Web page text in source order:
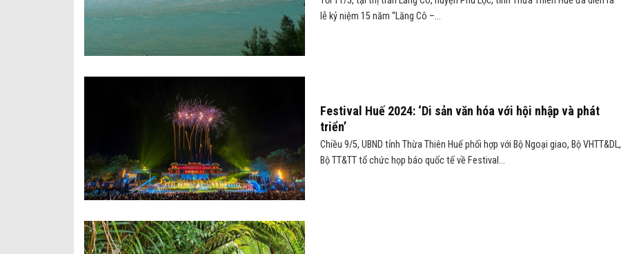
lễ kỷ niệm 15 năm “Lăng Cô –...
Festival Huế 2024: ‘Di sản văn hóa với hội nhập và phát
triển’
Chiều 9/5, UBND tỉnh Thừa Thiên Huế phối hợp với Bộ Ngoại giao, Bộ VHTT&DL,
Bộ TT&TT tổ chức họp báo quốc tế về Festival...